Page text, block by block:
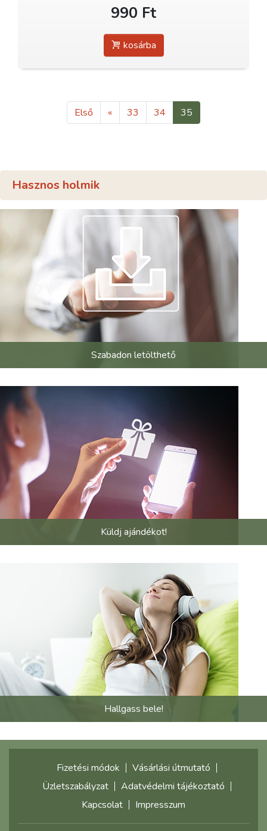
990 Ft
kosárba
Első « 33 34 35
Hasznos holmik
Szabadon letölthető
Küldj ajándékot!
Hallgass bele!
Fizetési módok
Vásárlási útmutató
Üzletszabályzat
Adatvédelmi tájékoztató
Kapcsolat
Impresszum